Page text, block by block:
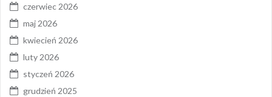
czerwiec 2026
maj 2026
kwiecień 2026
luty 2026
styczeń 2026
grudzień 2025